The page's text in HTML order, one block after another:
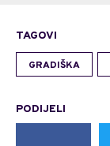
TAGOVI
GRADIŠKA
PODIJELI